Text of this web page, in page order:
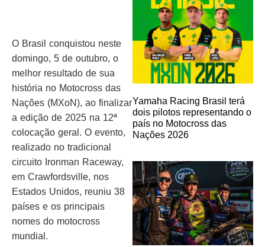
O Brasil conquistou neste
domingo, 5 de outubro, o
melhor resultado de sua
história no Motocross das
Nações (MXoN), ao finalizar
a edição de 2025 na 12ª
colocação geral. O evento,
realizado no tradicional
circuito Ironman Raceway,
em Crawfordsville, nos
Estados Unidos, reuniu 38
países e os principais
nomes do motocross
mundial.
Yamaha Racing Brasil terá
dois pilotos representando o
país no Motocross das
Nações 2026